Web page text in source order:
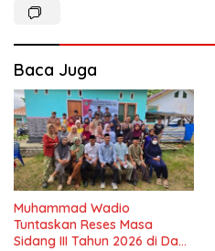
Baca Juga
Muhammad Wadio
Tuntaskan Reses Masa
Sidang III Tahun 2026 di Dapil